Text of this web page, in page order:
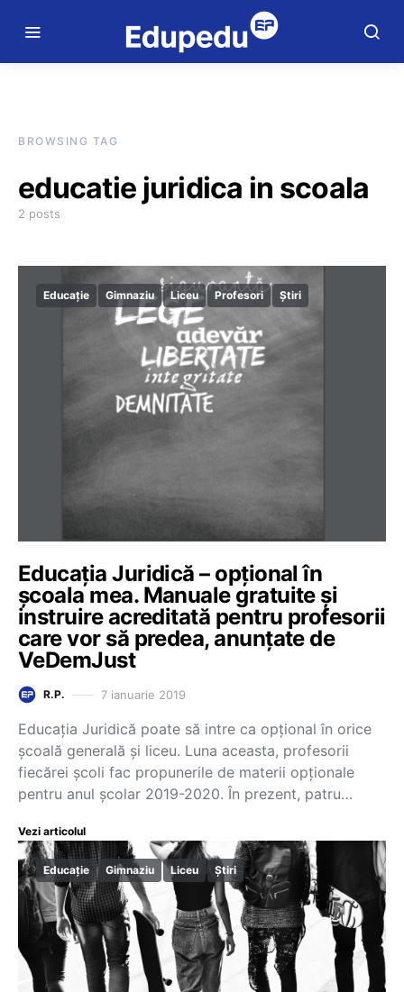
BROWSING TAG
educatie juridica in scoala
2 posts
Educație Gimnaziu Liceu Profesori Știri
Educația Juridică – opțional în
școala mea. Manuale gratuite și
instruire acreditată pentru profesorii
care vor să predea, anunțate de
VeDemJust
R.P. 7 ianuarie 2019
Educația Juridică poate să intre ca opțional în orice
școală generală și liceu. Luna aceasta, profesorii
fiecărei școli fac propunerile de materii opționale
pentru anul școlar 2019-2020. În prezent, patru…
Vezi articolul
Educație Gimnaziu Liceu Știri